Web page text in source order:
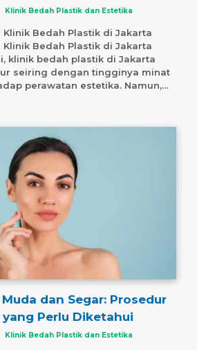
Klinik Bedah Plastik dan Estetika
Klinik Bedah Plastik di Jakarta
Klinik Bedah Plastik di Jakarta
klinik bedah plastik di Jakarta
seiring dengan tingginya minat
perawatan estetika. Namun,…
dan Segar: Prosedur
Perlu Diketahui
Klinik Bedah Plastik dan Estetika